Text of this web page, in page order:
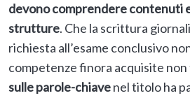
devono comprendere contenuti
strutture. Che la scrittura
richiesta all’esame conclusivo
competenze finora acquisite
sulle parole-chiavenel titolo ha